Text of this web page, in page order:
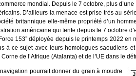
mondial. Depuis le 7 octobre, plus
D’ailleurs la menace est prise très au
britannique elle-même propriété d’un
américaine qui tente depuis le 7 octobre
153” déployée depuis le printemps 2022
à ce sujet avec leurs homologues saoudiens
de l’Afrique (Atalanta) et de l’UE dans le
pourrait donner du grain à moudre